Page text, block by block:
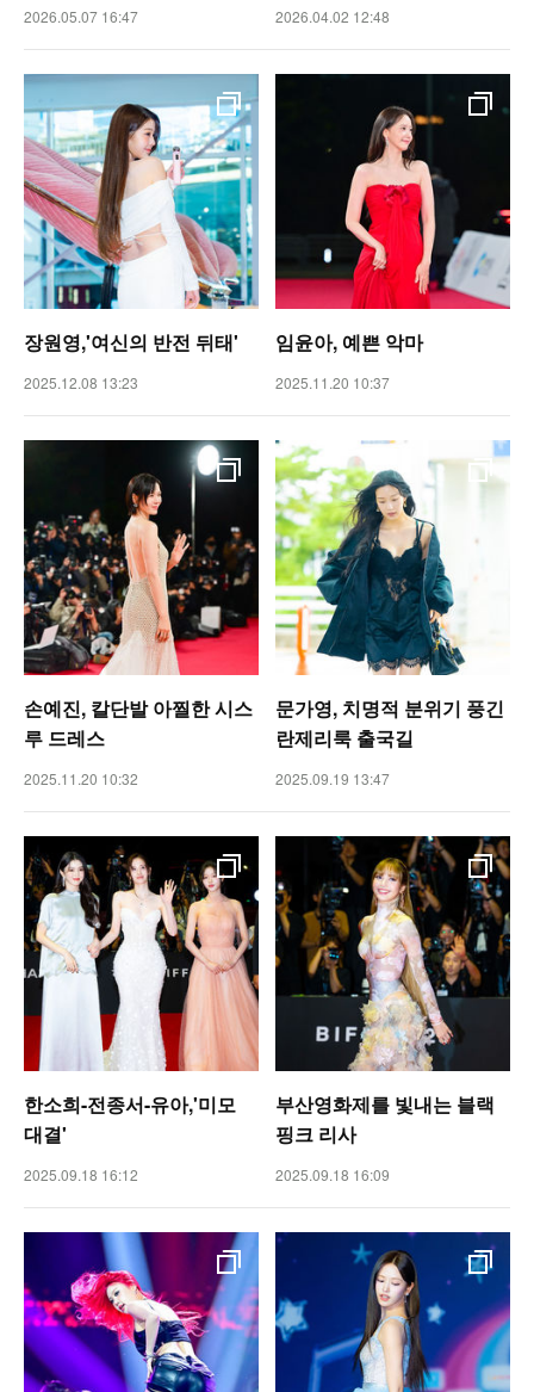
2026.05.07 16:47 2026.04.02 12:48
장원영,'여신의 반전 뒤태'
2025.12.08 13:23
임윤아, 예쁜 악마
2025.11.20 10:37
손예진, 칼단발 아찔한 시스
루 드레스
2025.11.20 10:32
문가영, 치명적 분위기 풍긴
란제리룩 출국길
2025.09.19 13:47
한소희-전종서-유아,'미모
대결'
2025.09.18 16:12
부산영화제를 빛내는 블랙
핑크 리사
2025.09.18 16:09